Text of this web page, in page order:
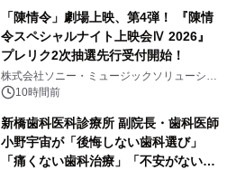
「陳情令」劇場上映、第4弾！ 『陳情
令スペシャルナイト上映会Ⅳ 2026』
プレリク2次抽選先行受付開始！
株式会社ソニー・ミュージックソリューショ
ンズ10時間前
新橋歯科医科診療所 副院長・歯科医師
小野宇宙が「後悔しない歯科選び」
「痛くない歯科治療」「不安がない治